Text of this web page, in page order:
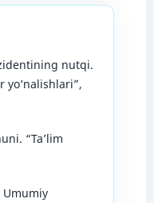
nutqi.
yo‘nalishlari”,
“Ta’lim
Umumiy